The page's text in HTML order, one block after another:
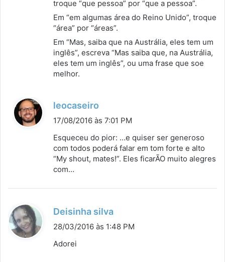
troque “que pessoa” por “que a pessoa”.
Em “em algumas área do Reino Unido”, troque
“área” por “áreas”.
Em “Mas, saiba que na Austrália, eles tem um
inglês”, escreva “Mas saiba que, na Austrália,
eles tem um inglês”, ou uma frase que soe
melhor.
leocaseiro
i
s
e
17/08/2016 às 7:01 PM
Esqueceu do pior: …e quiser ser generoso
com todos poderá falar em tom forte e alto
“My shout, mates!”. Eles ficarÃO muito alegres
com…
Deisinha silva
i
28/03/2016 às 1:48 PM
Adorei